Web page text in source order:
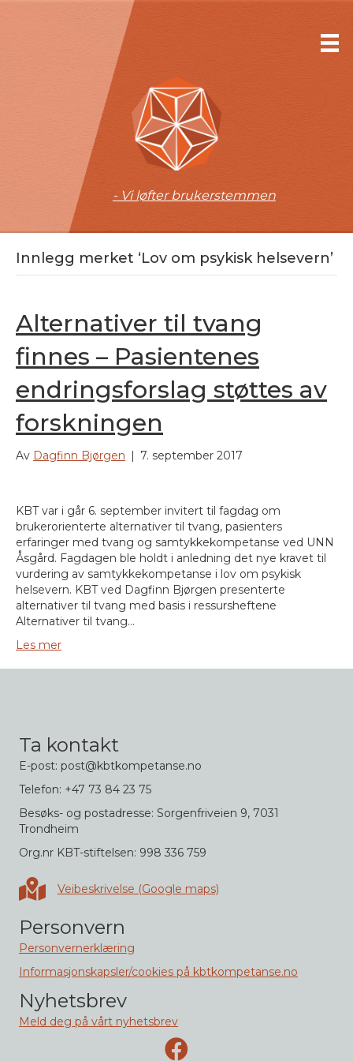
- Vi løfter brukerstemmen
Innlegg merket ‘Lov om psykisk helsevern’
Alternativer til tvang
finnes – Pasientenes
endringsforslag støttes av
forskningen
Av Dagfinn Bjørgen | 7. september 2017
KBT var i går 6. september invitert til fagdag om
brukerorienterte alternativer til tvang, pasienters
erfaringer med tvang og samtykkekompetanse ved UNN
Åsgård. Fagdagen ble holdt i anledning det nye kravet til
vurdering av samtykkekompetanse i lov om psykisk
helsevern. KBT ved Dagfinn Bjørgen presenterte
alternativer til tvang med basis i ressursheftene
Alternativer til tvang…
Les mer
Ta kontakt
E-post: post@kbtkompetanse.no
Telefon: +47 73 84 23 75
Besøks- og postadresse: Sorgenfriveien 9, 7031
Trondheim
Org.nr KBT-stiftelsen: 998 336 759
Veibeskrivelse i Google maps
Veibeskrivelse (Google maps)
Personvern
Personvernerklæring
Informasjonskapsler/cookies på kbtkompetanse.no
Nyhetsbrev
Meld deg på vårt nyhetsbrev
Facebook-side